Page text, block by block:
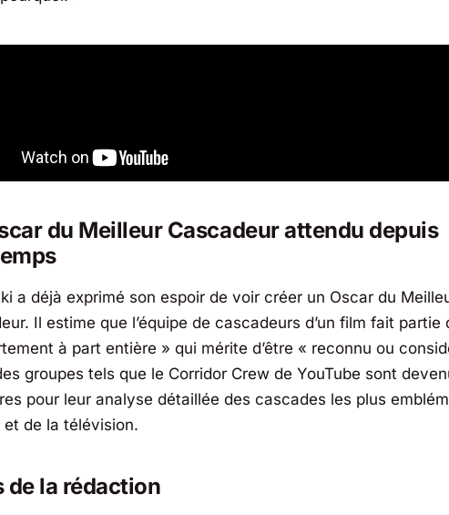
du Meilleur Cascadeur attendu depuis
a déjà exprimé son espoir de voir créer un Oscar du
Il estime que l’équipe de cascadeurs d’un film fait partie
à part entière » qui mérite d’être « reconnu ou
groupes tels que le Corridor Crew de YouTube sont
pour leur analyse détaillée des cascades les plus
et de la télévision.
de la rédaction